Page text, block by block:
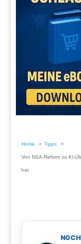
Home Tipps
Von NSA-Reform zu KI-
hat